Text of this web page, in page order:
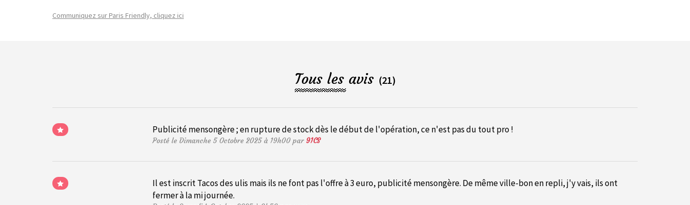
Communiquez sur Paris Friendly, cliquez ici
Tous les avis (21)
Publicité mensongère ; en rupture de stock dès le début de l'opération, ce n'est pas du tout pro !
Posté le Dimanche 5 Octobre 2025 à 19h00 par 91CS
Il est inscrit Tacos des ulis mais ils ne font pas l'offre à 3 euro, publicité mensongère. De même ville-bon en repli, j'y vais, ils ont
fermer à la mi journée.